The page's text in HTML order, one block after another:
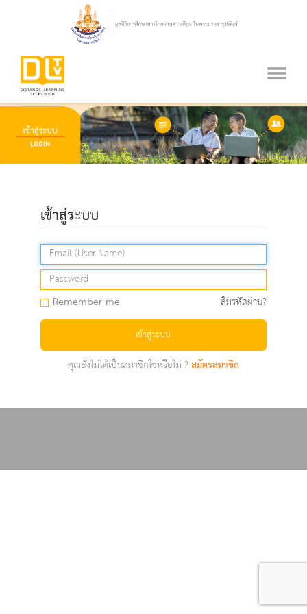
เข้าสู่ระบบ
Remember me ลืมรหัสผ่าน?
เข้าสู่ระบบ
คุณยังไม่ได้เป็นสมาชิกใช่หรือไม่ ?สมัครสมาชิก